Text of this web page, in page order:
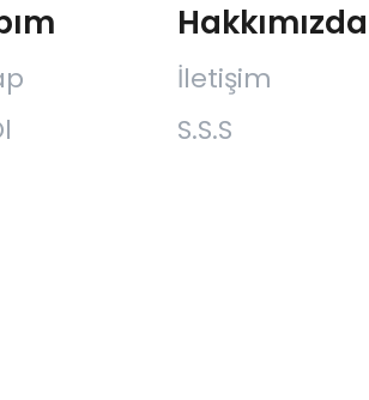
Hakkımızda
İletişim
S.S.S